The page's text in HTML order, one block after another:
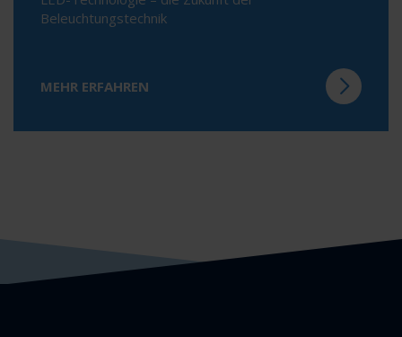
Beleuchtungstechnik
MEHR ERFAHREN